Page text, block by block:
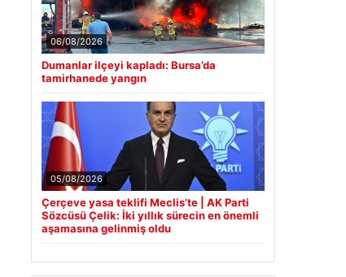
06/08/2026
Dumanlar ilçeyi kapladı: Bursa’da
tamirhanede yangın
05/08/2026
Çerçeve yasa teklifi Meclis’te | AK Parti
Sözcüsü Çelik: İki yıllık sürecin en önemli
aşamasına gelinmiş oldu